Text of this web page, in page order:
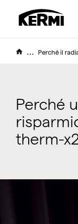
... Perché il
Perché
therm-